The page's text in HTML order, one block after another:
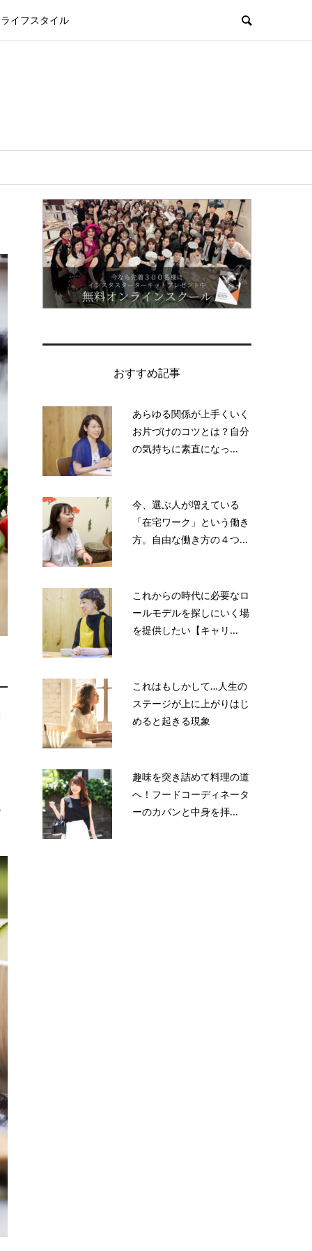
ライフスタイル
おすすめ記事
あらゆる関係が上手くいく
お片づけのコツとは？自分
の気持ちに素直になっ...
今、選ぶ人が増えている
「在宅ワーク」という働き
方。自由な働き方の４つ...
これからの時代に必要なロ
ールモデルを探しにいく場
を提供したい【キャリ...
これはもしかして…人生の
ステージが上に上がりはじ
めると起きる現象
趣味を突き詰めて料理の道
へ！フードコーディネータ
ーのカバンと中身を拝...